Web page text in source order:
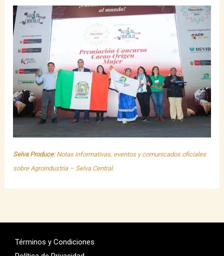
Selva Produce:Notas informativas, eventos y comunicados oficiales
sobre Agroindustria – Selva Central.
Términos y Condiciones